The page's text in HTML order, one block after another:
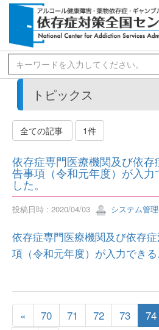
トピックス
全ての記事 1件
依存症専門医療機関及び依
告事項（令和元年度）が入
した。
投稿日時 : 2020/04/03 システム管
依存症専門医療機関及び依存
項（令和元年度）が入力できる
« 70 71 72 73 74